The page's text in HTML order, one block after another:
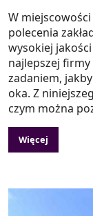
W
polecenia
wysokiej
najlepszej
zadaniem,
oka. Z
czym można
Więcej